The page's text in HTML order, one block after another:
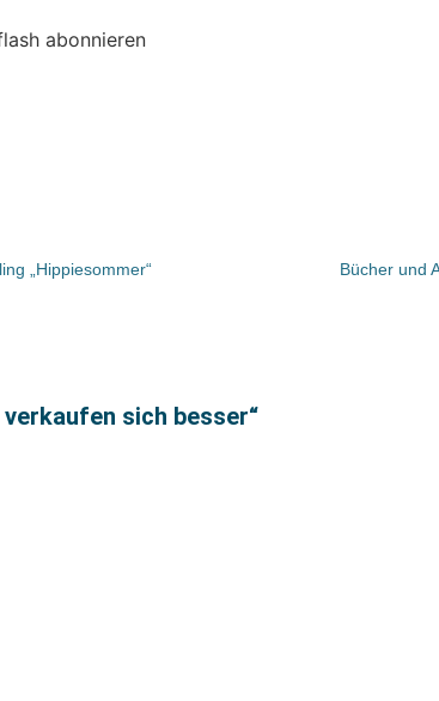
abonnieren
„Hippiesommer“
verkaufen sich besser“